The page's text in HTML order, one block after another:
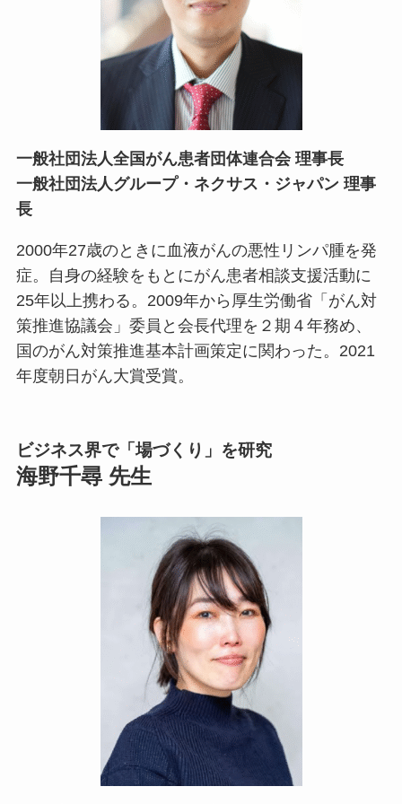
一般社団法人全国がん患者団体連合会 理事長
一般社団法人グループ・ネクサス・ジャパン 理事
長
2000年27歳のときに血液がんの悪性リンパ腫を発
症。自身の経験をもとにがん患者相談支援活動に
25年以上携わる。2009年から厚生労働省「がん対
策推進協議会」委員と会長代理を２期４年務め、
国のがん対策推進基本計画策定に関わった。2021
年度朝日がん大賞受賞。
ビジネス界で「場づくり」を研究
海野千尋 先生